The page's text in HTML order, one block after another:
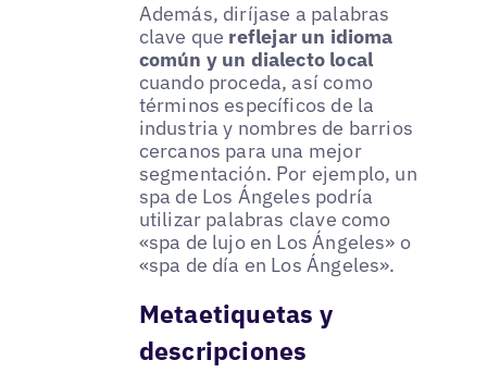
Además, diríjase a palabras
clave que reflejar un idioma
común y un dialecto local
cuando proceda, así como
términos específicos de la
industria y nombres de barrios
cercanos para una mejor
segmentación. Por ejemplo, un
spa de Los Ángeles podría
utilizar palabras clave como
«spa de lujo en Los Ángeles» o
«spa de día en Los Ángeles».
Metaetiquetas y
descripciones